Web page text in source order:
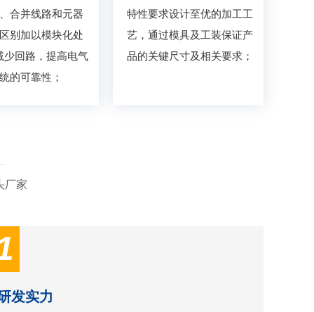
合并线路和元器
别加以模块化处
少回路，提高电气
的可靠性；
特性要求设计至优的加工工
艺，通过模具及工装保证产
品的关键尺寸及相关要求；
厂家
发实力